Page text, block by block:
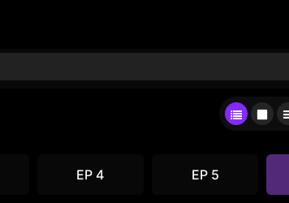
EP 4 EP 5